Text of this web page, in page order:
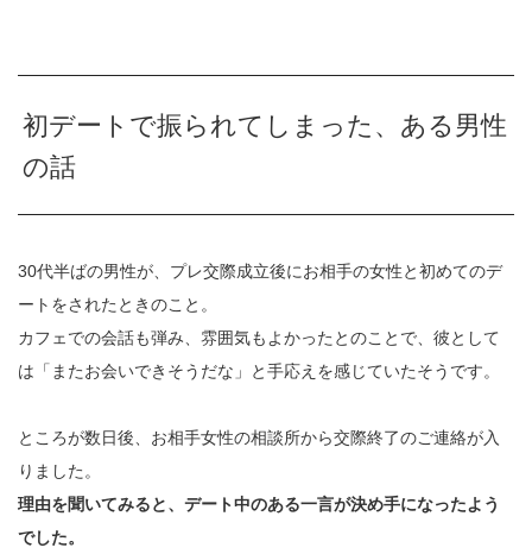
初デートで振られてしまった、ある男性
の話
30代半ばの男性が、プレ交際成立後にお相手の女性と初めてのデ
ートをされたときのこと。
カフェでの会話も弾み、雰囲気もよかったとのことで、彼として
は「またお会いできそうだな」と手応えを感じていたそうです。
ところが数日後、お相手女性の相談所から交際終了のご連絡が入
りました。
理由を聞いてみると、デート中のある一言が決め手になったよう
でした。